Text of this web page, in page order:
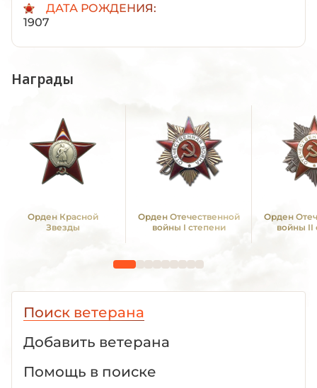
ДАТА РОЖДЕНИЯ:
1907
Награды
Орден Красной
Звезды
Орден Отечественной
войны I степени
Орден
войны II
Поиск ветерана
Добавить ветерана
Помощь в поиске